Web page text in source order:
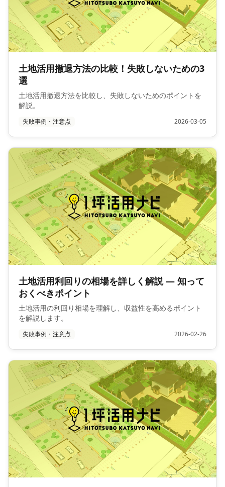
土地活用撤退方法の比較！失敗しないための3
選
土地活用撤退方法を比較し、失敗しないためのポイントを
解説。
失敗事例・注意点 2026-03-05
土地活用利回りの相場を詳しく解説 — 知って
おくべきポイント
土地活用の利回り相場を理解し、収益性を高めるポイント
を解説します。
失敗事例・注意点 2026-02-26